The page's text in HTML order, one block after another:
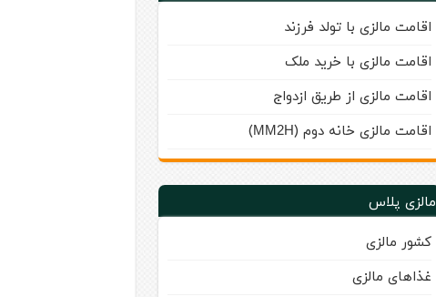
اقامت مالزی با تولد فرزند
اقامت مالزی با خرید ملک
اقامت مالزی از طریق ازدواج
اقامت مالزی خانه دوم (MM2H
)
مالزی پلاس
کشور مالزی
غذاهای مالزی